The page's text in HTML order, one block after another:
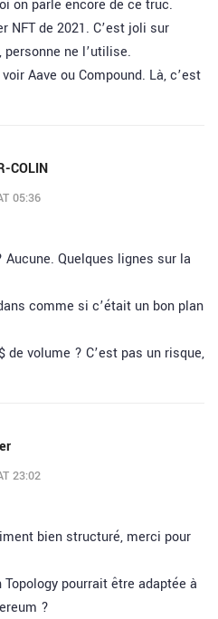
on parle encore de ce truc.
NFT de 2021. C’est joli sur
ne l’utilise.
Aave ou Compound. Là, c’est
COLIN
05:36
Quelques lignes sur la
comme si c’était un bon plan
volume ? C’est pas un risque,
23:02
bien structuré, merci pour
pourrait être adaptée à
?